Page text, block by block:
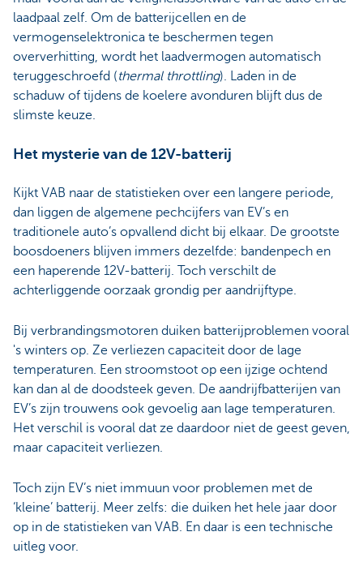
laadpaal zelf. Om de batterijcellen en de
vermogenselektronica te beschermen tegen
oververhitting, wordt het laadvermogen automatisch
teruggeschroefd (thermal throttling). Laden in de
schaduw of tijdens de koelere avonduren blijft dus de
slimste keuze.
Het mysterie van de 12V-batterij
Kijkt VAB naar de statistieken over een langere periode,
dan liggen de algemene pechcijfers van EV’s en
traditionele auto’s opvallend dicht bij elkaar. De grootste
boosdoeners blijven immers dezelfde: bandenpech en
een haperende 12V-batterij. Toch verschilt de
achterliggende oorzaak grondig per aandrijftype.
Bij verbrandingsmotoren duiken batterijproblemen vooral
's winters op. Ze verliezen capaciteit door de lage
temperaturen. Een stroomstoot op een ijzige ochtend
kan dan al de doodsteek geven. De aandrijfbatterijen van
EV’s zijn trouwens ook gevoelig aan lage temperaturen.
Het verschil is vooral dat ze daardoor niet de geest geven,
maar capaciteit verliezen.
Toch zijn EV’s niet immuun voor problemen met de
‘kleine’ batterij. Meer zelfs: die duiken het hele jaar door
op in de statistieken van VAB. En daar is een technische
uitleg voor.